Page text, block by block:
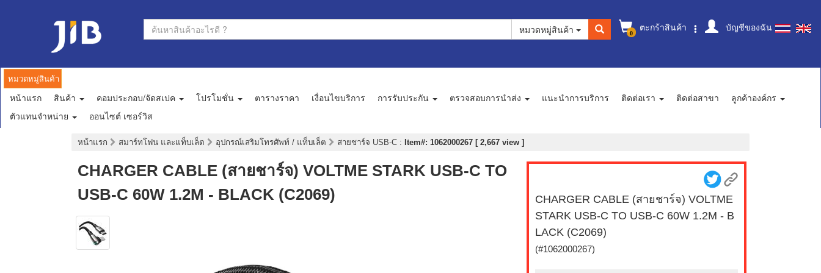
0 ตะกร้าสินค้า บัญชีของฉัน
หมวดหมู่สินค้า
หมวดหมู่สินค้า
หน้าแรก สินค้า คอมประกอบ/จัดสเปค โปรโมชั่น ตารางราคา เงื่อนไขบริการ การรับประกัน ตรวจสอบการนำส่ง แนะนำการบริการ ติดต่อเรา ติดต่อสาขา
ลูกค้าองค์กร
ตัวแทนจำหน่าย
ออนไซต์ เซอร์วิส
หน้าแรก สมาร์ทโฟน และแท็บเล็ต อุปกรณ์เสริมโทรศัพท์ / แท็บเล็ต สายชาร์จ USB-C : Item#: 1062000267 [ 2,667 view ]
CHARGER CABLE (สายชาร์จ) VOLTME STARK USB-C TO
USB-C 60W 1.2M - BLACK (C2069)
CHARGER CABLE (สายชาร์จ) VOLTME
STARK USB-C TO USB-C 60W 1.2M - B
LACK (C2069)
(#1062000267)